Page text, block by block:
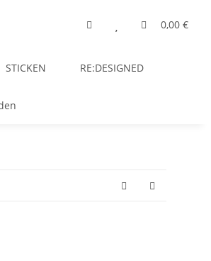
0,00 €
STICKEN RE:DESIGNED